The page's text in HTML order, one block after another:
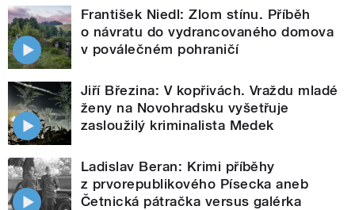
František Niedl: Zlom stínu. Příběh
o návratu do vydrancovaného domova
v poválečném pohraničí
Jiří Březina: V kopřivách. Vraždu mladé
ženy na Novohradsku vyšetřuje
zasloužilý kriminalista Medek
Ladislav Beran: Krimi příběhy
z prvorepublikového Písecka aneb
Četnická pátračka versus galérka